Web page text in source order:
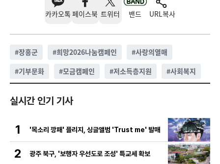
카카오톡 페이스북 트위터 밴드 URL복사
#장흥군 #희망2026나눔캠페인 #사랑의열매
#기부문화 #모금캠페인 #저소득층지원 #사회복지
실시간 인기 기사
1 '목소리 깡패' 플리지, 싱글앨범 'Trust me' 발매
2 광주 북구, '보행자 우선도로 조성' 특교세 확보